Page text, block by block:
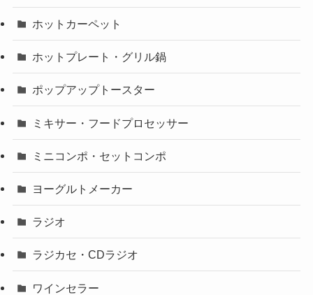
ホットカーペット
ホットプレート・グリル鍋
ポップアップトースター
ミキサー・フードプロセッサー
ミニコンポ・セットコンポ
ヨーグルトメーカー
ラジオ
ラジカセ・CDラジオ
ワインセラー